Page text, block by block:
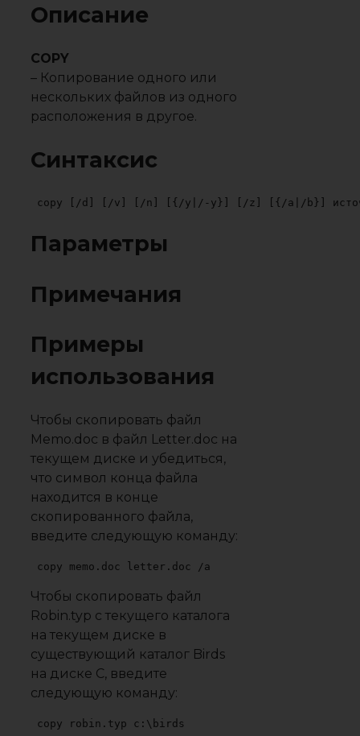
Описание
COPY
– Копирование одного или
нескольких файлов из одного
расположения в другое.
Синтаксис
copy [/d] [/v] [/n] [{/y|/-y}] [/z] [{/a|/b}]
Параметры
Примечания
Примеры
использования
Чтобы скопировать файл
Memo.doc в файл Letter.doc на
текущем диске и убедиться,
что символ конца файла
находится в конце
скопированного файла,
введите следующую команду:
copy memo.doc letter.doc /a
Чтобы скопировать файл
Robin.typ с текущего каталога
на текущем диске в
существующий каталог Birds
на диске C, введите
следующую команду:
copy robin.typ c:\birds